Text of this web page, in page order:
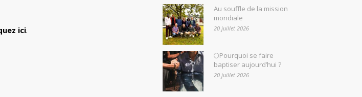
ici.
Au souffle de la mission
mondiale
20 juillet 2026
🌕Pourquoi se faire
baptiser aujourd’hui ?
20 juillet 2026